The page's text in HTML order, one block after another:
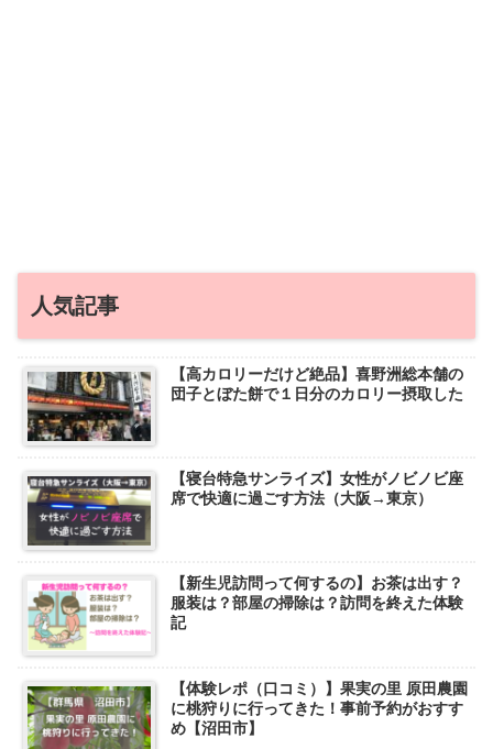
人気記事
【高カロリーだけど絶品】喜野洲総本舗の
団子とぼた餅で１日分のカロリー摂取した
【寝台特急サンライズ】女性がノビノビ座
席で快適に過ごす方法（大阪→東京）
【新生児訪問って何するの】お茶は出す？
服装は？部屋の掃除は？訪問を終えた体験
記
【体験レポ（口コミ）】果実の里 原田農園
に桃狩りに行ってきた！事前予約がおすす
め【沼田市】